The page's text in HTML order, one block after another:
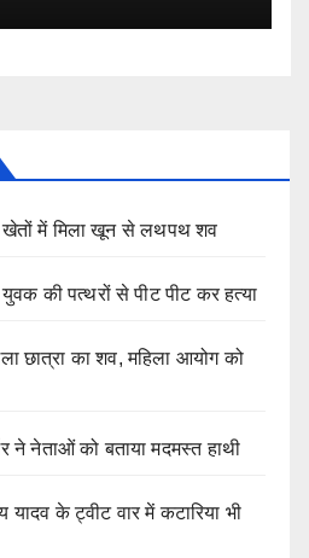
में मिला खून से लथपथ शव
की पत्थरों से पीट पीट कर हत्या
छात्रा का शव, महिला आयोग को
ने नेताओं को बताया मदमस्त हाथी
के ट्वीट वार में कटारिया भी